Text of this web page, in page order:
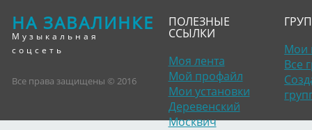
НА ЗАВАЛИНКЕ
Музыкальная
соцсеть
Все права защищены © 2016
ПОЛЕЗНЫЕ
ССЫЛКИ
Моя лента
Мой профайл
Мои установки
Деревенский
Москвич
Мои
Все